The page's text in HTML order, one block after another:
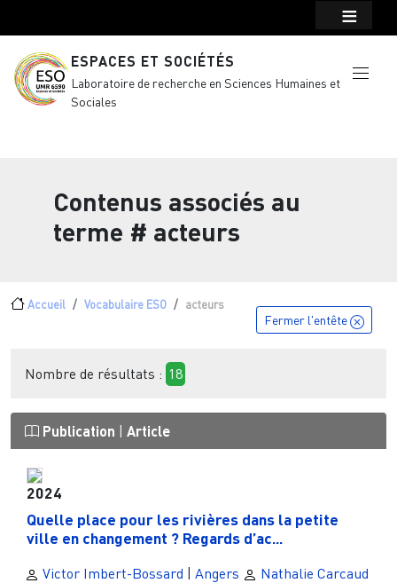
ESPACES ET SOCIÉTÉS
Laboratoire de recherche en Sciences Humaines et
Sociales
Contenus associés au
terme # acteurs
Fil d'Ariane
Accueil Vocabulaire ESO acteurs
Fermer l'entête
Nombre de résultats : 18
Publication Article
2024
Quelle place pour les rivières dans la petite
ville en changement ? Regards d’ac...
Victor Imbert-Bossard Angers
Nathalie Carcaud